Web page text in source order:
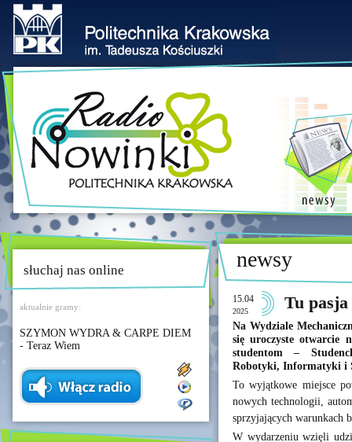
słuchaj nas online
aktualnie gramy:
SZYMON WYDRA & CARPE DIEM
- Teraz Wiem
newsy
15.04
2025 Tu
Na Wydziale
się uroczyste otwarcie
studentom –
Robotyki, Informatyki i
To wyjątkowe miejsce
nowych technologii,
sprzyjających warunkach
W wydarzeniu wzięli